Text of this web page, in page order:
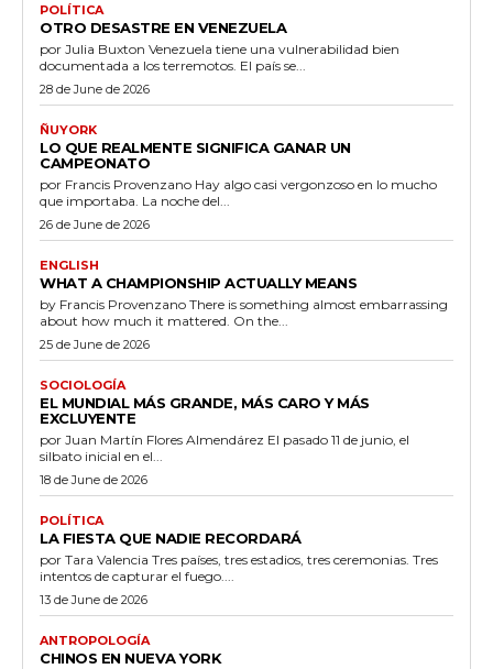
POLÍTICA
OTRO DESASTRE EN VENEZUELA
por Julia Buxton Venezuela tiene una vulnerabilidad bien
documentada a los terremotos. El país se...
28 de June de 2026
ÑUYORK
LO QUE REALMENTE SIGNIFICA GANAR UN
CAMPEONATO
por Francis Provenzano Hay algo casi vergonzoso en lo mucho
que importaba. La noche del...
26 de June de 2026
ENGLISH
WHAT A CHAMPIONSHIP ACTUALLY MEANS
by Francis Provenzano There is something almost embarrassing
about how much it mattered. On the...
25 de June de 2026
SOCIOLOGÍA
EL MUNDIAL MÁS GRANDE, MÁS CARO Y MÁS
EXCLUYENTE
por Juan Martín Flores Almendárez El pasado 11 de junio, el
silbato inicial en el...
18 de June de 2026
POLÍTICA
LA FIESTA QUE NADIE RECORDARÁ
por Tara Valencia Tres países, tres estadios, tres ceremonias. Tres
intentos de capturar el fuego....
13 de June de 2026
ANTROPOLOGÍA
CHINOS EN NUEVA YORK